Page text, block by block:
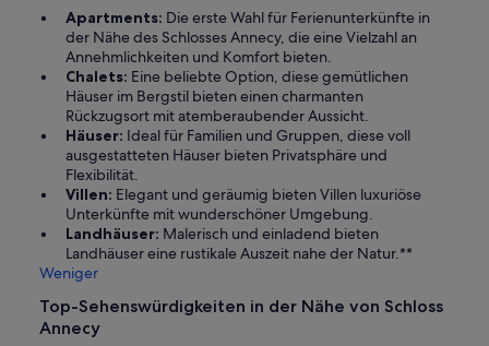
Apartments: Die erste Wahl für Ferienunterkünfte in
der Nähe des Schlosses Annecy, die eine Vielzahl an
Annehmlichkeiten und Komfort bieten.
Chalets: Eine beliebte Option, diese gemütlichen
Häuser im Bergstil bieten einen charmanten
Rückzugsort mit atemberaubender Aussicht.
Häuser: Ideal für Familien und Gruppen, diese voll
ausgestatteten Häuser bieten Privatsphäre und
Flexibilität.
Villen: Elegant und geräumig bieten Villen luxuriöse
Unterkünfte mit wunderschöner Umgebung.
Landhäuser: Malerisch und einladend bieten
Landhäuser eine rustikale Auszeit nahe der Natur.**
Weniger
Top-Sehenswürdigkeiten in der Nähe von Schloss
Annecy